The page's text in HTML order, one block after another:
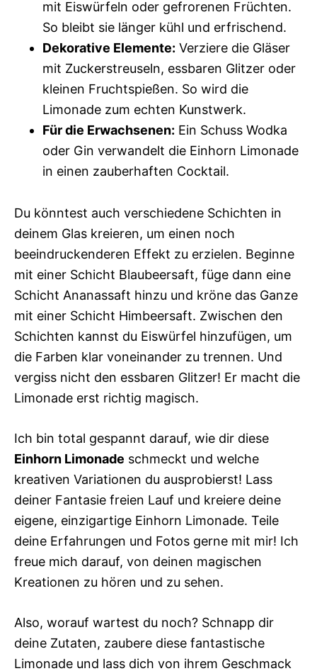
mit Eiswürfeln oder gefrorenen Früchten.
So bleibt sie länger kühl und erfrischend.
Dekorative Elemente: Verziere die Gläser
mit Zuckerstreuseln, essbaren Glitzer oder
kleinen Fruchtspießen. So wird die
Limonade zum echten Kunstwerk.
Für die Erwachsenen: Ein Schuss Wodka
oder Gin verwandelt die Einhorn Limonade
in einen zauberhaften Cocktail.
Du könntest auch verschiedene Schichten in
deinem Glas kreieren, um einen noch
beeindruckenderen Effekt zu erzielen. Beginne
mit einer Schicht Blaubeersaft, füge dann eine
Schicht Ananassaft hinzu und kröne das Ganze
mit einer Schicht Himbeersaft. Zwischen den
Schichten kannst du Eiswürfel hinzufügen, um
die Farben klar voneinander zu trennen. Und
vergiss nicht den essbaren Glitzer! Er macht die
Limonade erst richtig magisch.
Ich bin total gespannt darauf, wie dir diese
Einhorn Limonade schmeckt und welche
kreativen Variationen du ausprobierst! Lass
deiner Fantasie freien Lauf und kreiere deine
eigene, einzigartige Einhorn Limonade. Teile
deine Erfahrungen und Fotos gerne mit mir! Ich
freue mich darauf, von deinen magischen
Kreationen zu hören und zu sehen.
Also, worauf wartest du noch? Schnapp dir
deine Zutaten, zaubere diese fantastische
Limonade und lass dich von ihrem Geschmack